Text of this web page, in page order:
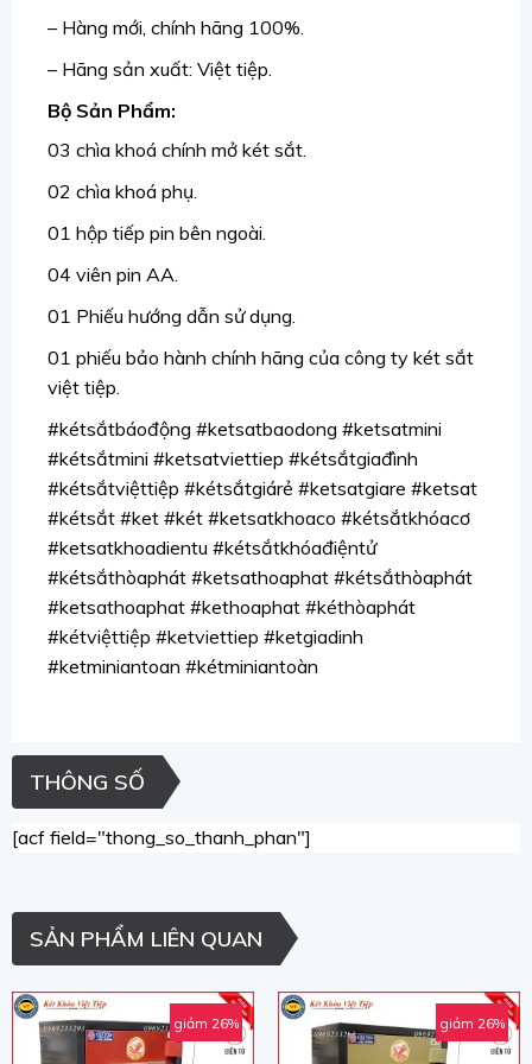
– Hàng mới, chính hãng 100%.
– Hãng sản xuất: Việt tiệp.
Bộ Sản Phẩm:
03 chìa khoá chính mở két sắt.
02 chìa khoá phụ.
01 hộp tiếp pin bên ngoài.
04 viên pin AA.
01 Phiếu hướng dẫn sử dụng.
01 phiếu bảo hành chính hãng của công ty két sắt
việt tiệp.
#kétsắtbáođộng #ketsatbaodong #ketsatmini
#kétsắtmini #ketsatviettiep #kétsắtgiađình
#kétsắtviệttiệp #kétsắtgiárẻ #ketsatgiare #ketsat
#kétsắt #ket #két #ketsatkhoaco #kétsắtkhóacơ
#ketsatkhoadientu #kétsắtkhóađiệntử
#kétsắthòaphát #ketsathoaphat #kétsắthòaphát
#ketsathoaphat #kethoaphat #kéthòaphát
#kétviệttiệp #ketviettiep #ketgiadinh
#ketminiantoan #kétminiantoàn
THÔNG SỐ
[acf field="thong_so_thanh_phan"]
SẢN PHẨM LIÊN QUAN
giảm 26% giảm 26%